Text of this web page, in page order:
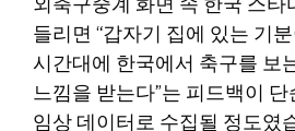
들리면 “갑자기 집에 있는 기
시간대에 한국에서 축구를 보
느낌을 받는다”는 피드백이
임상 데이터로 수집될 정도였